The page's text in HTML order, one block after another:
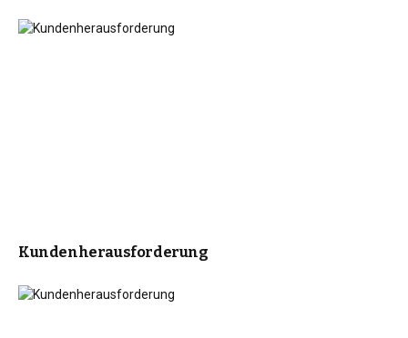
Kundenherausforderung